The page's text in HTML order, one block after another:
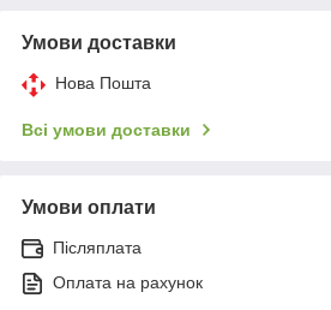
Умови доставки
Нова Пошта
Всі умови доставки
Умови оплати
Післяплата
Оплата на рахунок